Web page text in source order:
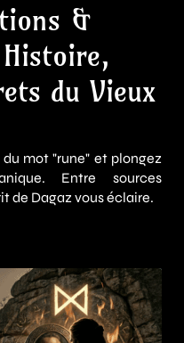
&
du Vieux
mot "rune" et plongez
Entre sources
de Dagaz vous éclaire.